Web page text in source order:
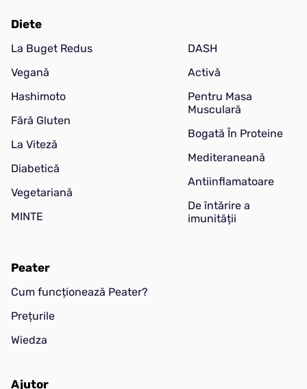
Diete
La Buget Redus
Vegană
Hashimoto
Fără Gluten
La Viteză
Diabetică
Vegetariană
MINTE
DASH
Activă
Pentru Masa
Musculară
Bogată În Proteine
Mediteraneană
Antiinflamatoare
De întărire a
imunității
Peater
Cum funcționează Peater?
Prețurile
Wiedza
Ajutor